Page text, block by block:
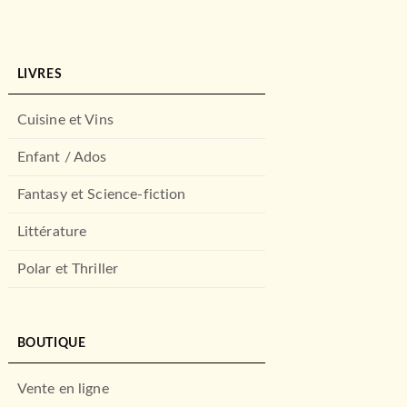
LIVRES
Cuisine et Vins
Enfant / Ados
Fantasy et Science-fiction
Littérature
Polar et Thriller
BOUTIQUE
Vente en ligne